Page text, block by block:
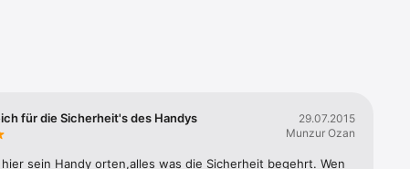
es mit
für die Sicherheit's des Handys
29.07.2015
Munzur Ozan
sein Handy orten,alles was die Sicherheit begehrt. Wen